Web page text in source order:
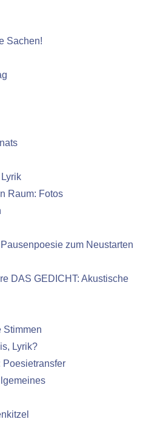
Sachen!
Raum: Fotos
zum Neustarten
DAS GEDICHT: Akustische
Stimmen
Lyrik?
Poesietransfer